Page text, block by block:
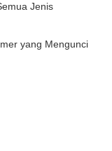
Jenis
yang Mengunci